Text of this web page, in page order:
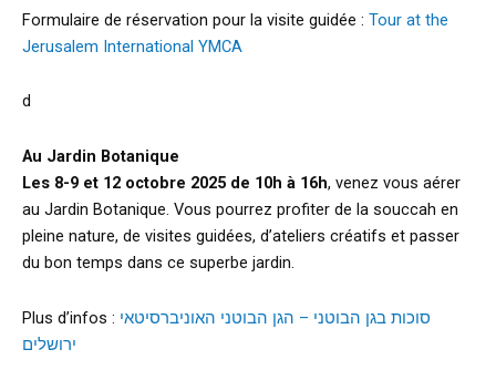
Formulaire de réservation pour la visite guidée : Tour at the
Jerusalem International YMCA
d
Au Jardin Botanique
Les 8-9 et 12 octobre 2025 de 10h à 16h, venez vous aérer
au Jardin Botanique. Vous pourrez profiter de la souccah en
pleine nature, de visites guidées, d’ateliers créatifs et passer
du bon temps dans ce superbe jardin.
Plus d’infos : סוכות בגן הבוטני – הגן הבוטני האוניברסיטאי
ירושלים